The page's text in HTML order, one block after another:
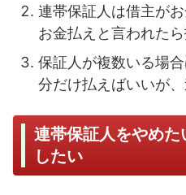
連帯保証人は借主が
お金払えと言われた
保証人が複数いる場
分だけ払えばいいが
連帯保証人をやめ
したい